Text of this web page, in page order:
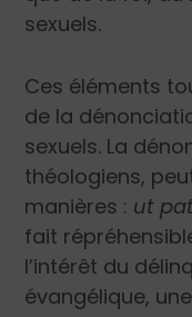
sexuels.
Ces éléments
de la
sexuels. La
théologiens,
manières : ut
fait
l’intérêt du
évangélique,